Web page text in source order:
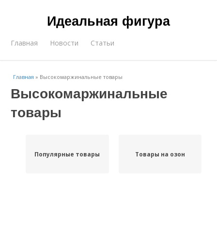
Идеальная фигура
Главная Новости Статьи
Главная » Высокомаржинальные товары
Высокомаржинальные
товары
Популярные товары Товары на озон